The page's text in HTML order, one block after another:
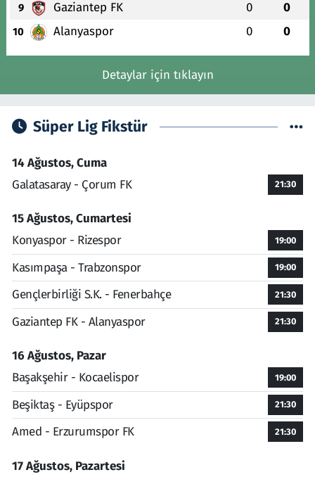
9 Gaziantep FK 0 0
10 Alanyaspor 0 0
Detaylar için tıklayın
Süper Lig Fikstür
14 Ağustos, Cuma
Galatasaray - Çorum FK
21:30
15 Ağustos, Cumartesi
Konyaspor - Rizespor
19:00
Kasımpaşa - Trabzonspor 19:00
Gençlerbirliği S.K. - Fenerbahçe 21:30
Gaziantep FK - Alanyaspor 21:30
16 Ağustos, Pazar
Başakşehir - Kocaelispor
19:00
Beşiktaş - Eyüpspor 21:30
Amed - Erzurumspor FK 21:30
17 Ağustos, Pazartesi